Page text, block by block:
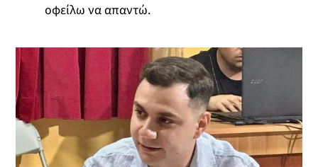
οφείλω να απαντώ.